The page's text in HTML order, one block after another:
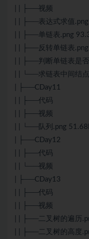
| | ├──视频
| | ├──表达式求值
| | ├──单链表.png
| | ├──反转单链表
| | ├──判断单链表是
| | └──求链表中间结
| ├──CDay11
| | ├──代码
| | ├──视频
| | └──队列.png
| ├──CDay12
| | ├──代码
| | └──视频
| ├──CDay13
| | ├──代码
| | ├──视频
| | ├──二叉树的遍历
| | ├──二叉树的高度